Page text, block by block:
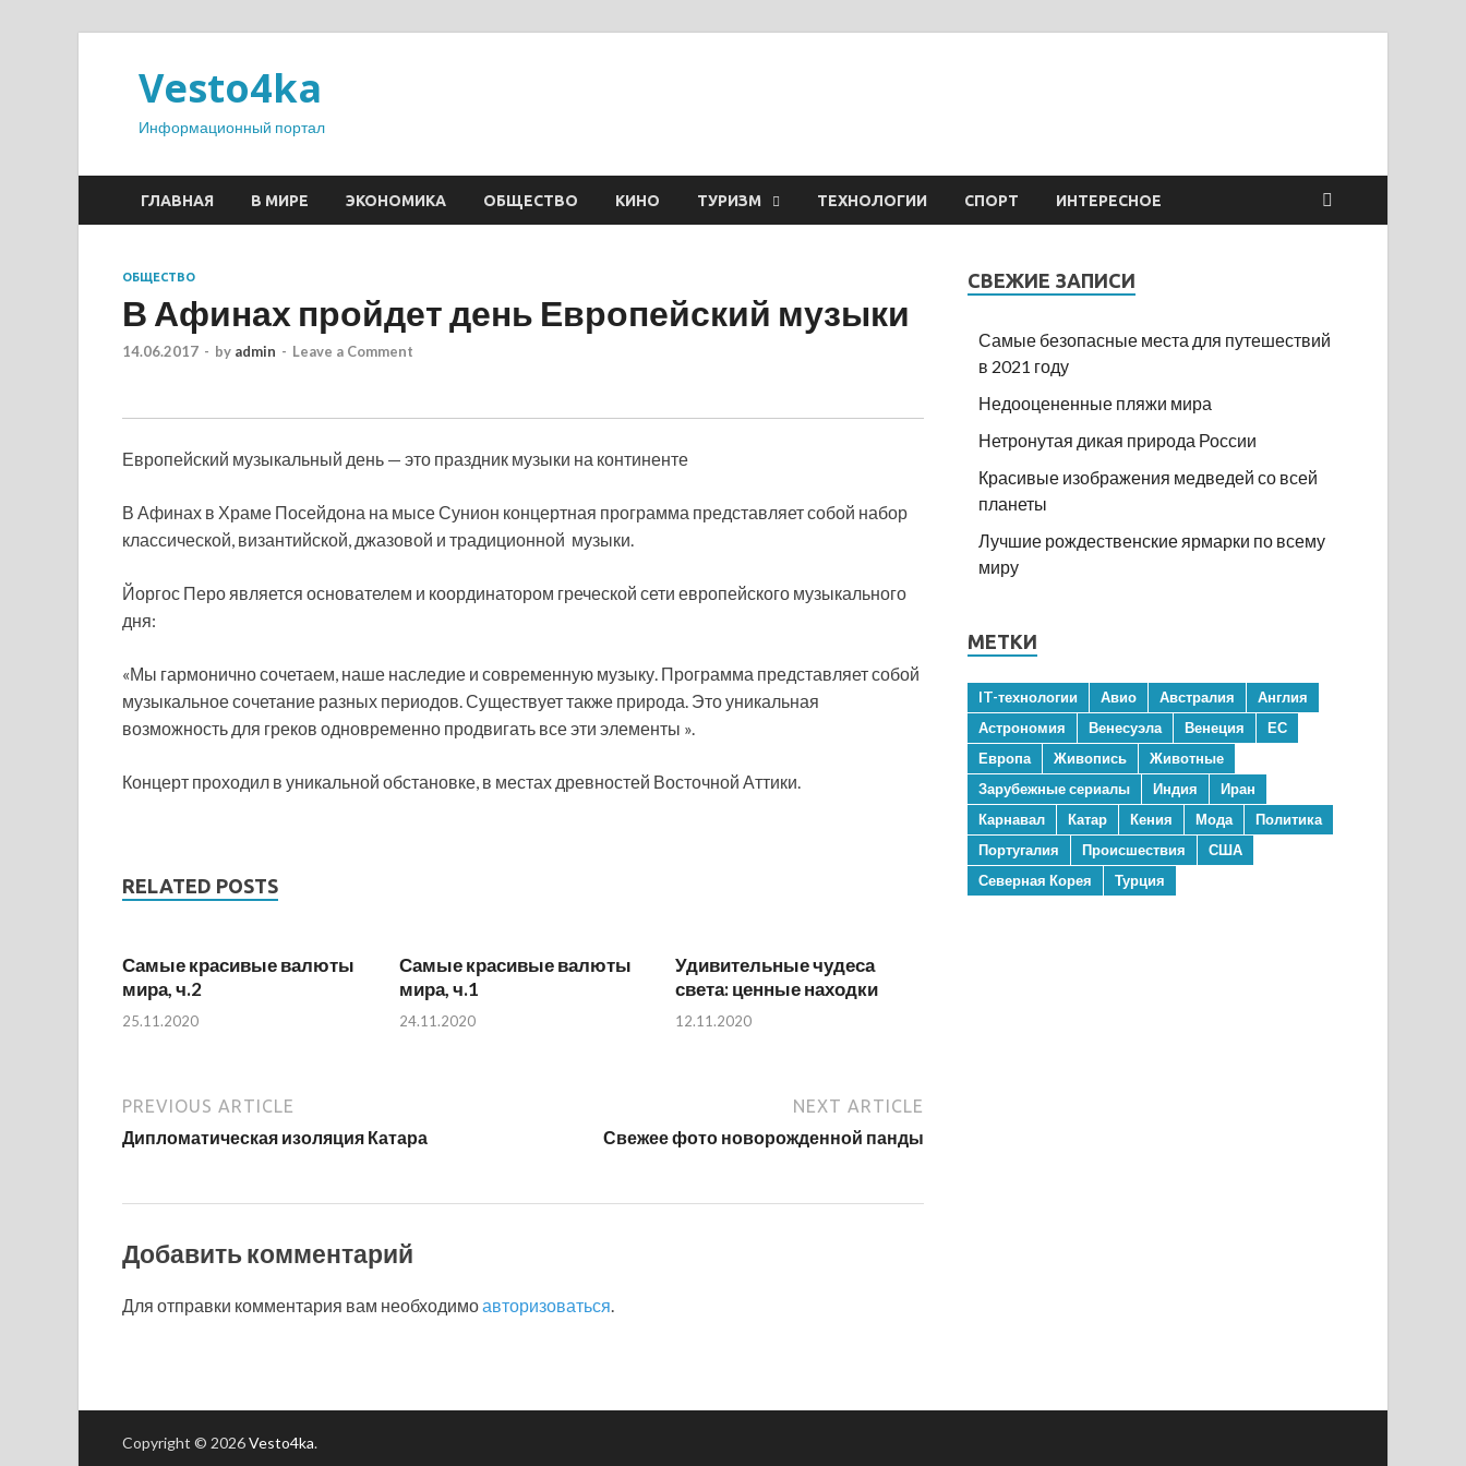
Vesto4ka
Информационный портал
ГЛАВНАЯ В МИРЕ ЭКОНОМИКА ОБЩЕСТВО КИНО ТУРИЗМ ТЕХНОЛОГИИ СПОРТ ИНТЕРЕСНОЕ
ОБЩЕСТВО
В Афинах пройдет день Европейский музыки
14.06.2017 - by admin - Leave a Comment
Европейский музыкальный день — это праздник музыки на континенте
В Афинах в Храме Посейдона на мысе Сунион концертная программа представляет собой набор
классической, византийской, джазовой и традиционной музыки.
Йоргос Перо является основателем и координатором греческой сети европейского музыкального
дня:
«Мы гармонично сочетаем, наше наследие и современную музыку. Программа представляет собой
музыкальное сочетание разных периодов. Существует также природа. Это уникальная
возможность для греков одновременно продвигать все эти элементы ».
Концерт проходил в уникальной обстановке, в местах древностей Восточной Аттики.
RELATED POSTS
Самые красивые валюты
мира, ч.2
25.11.2020
Самые красивые валюты
мира, ч.1
24.11.2020
Удивительные чудеса
света: ценные находки
12.11.2020
PREVIOUS ARTICLE
Дипломатическая изоляция Катара
NEXT ARTICLE
Свежее фото новорожденной панды
Добавить комментарий
Для отправки комментария вам необходимоавторизоваться
СВЕЖИЕ ЗАПИСИ
Самые безопасные места для путешествий
в 2021 году
Недооцененные пляжи мира
Нетронутая дикая природа России
Красивые изображения медведей со всей
планеты
Лучшие рождественские ярмарки по всему
миру
МЕТКИ
IT-технологии Авио Австралия
Англия
Астрономия
Венесуэла Венеция
ЕС
Европа
Живопись
Животные
Зарубежные сериалы
Индия
Иран
Карнавал
Катар Кения Мода
Политика
Португалия
Происшествия
США
Северная Корея
Турция
Copyright © 2026Vesto4ka.